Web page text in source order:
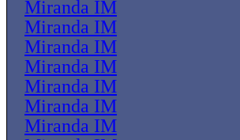
Miranda IM
Miranda IM
Miranda IM
Miranda IM
Miranda IM
Miranda IM
Miranda IM